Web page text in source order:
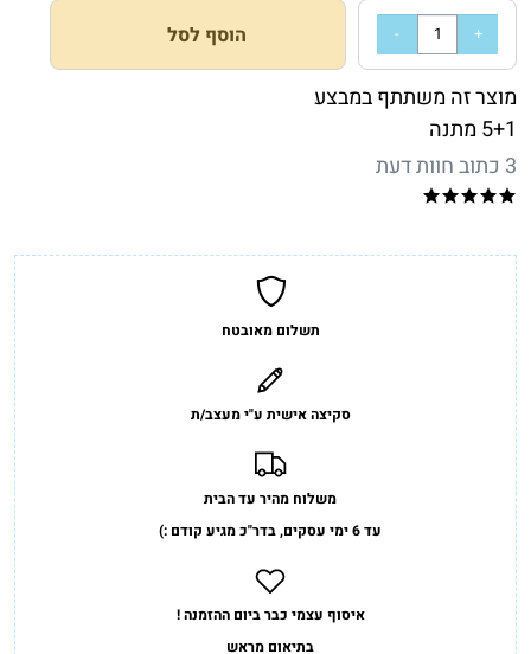
הוסף לסל
מוצר זה משתתף במבצע
5+1 מתנה
3 כתוב חוות דעת
תשלום מאובטח
סקיצה אישית ע"י מעצב/ת
משלוח מהיר עד הבית
עד 6 ימי עסקים, בדר"כ מגיע קודם :)
איסוף עצמי כבר ביום ההזמנה !
בתיאום מראש